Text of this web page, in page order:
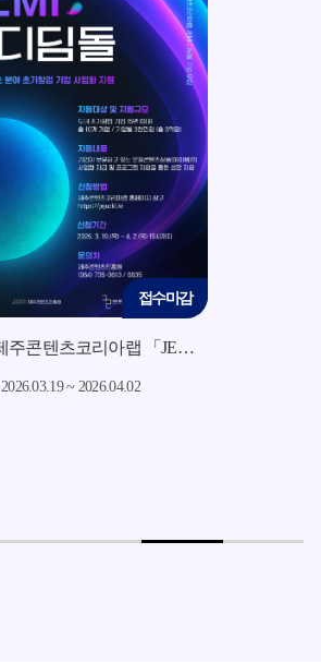
접수마감
2026 제주콘텐츠코리아랩 「JEMI 디딤돌」 지원사업 모집 공고
2026.03.19 ~ 2026.04.02